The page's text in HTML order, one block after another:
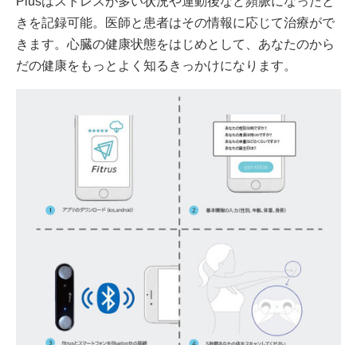
きを記録可能。医師と患者はその情報に応じて治療がで
きます。心臓の健康状態をはじめとして、あなたのから
だの健康をもっとよく知るきっかけになります。